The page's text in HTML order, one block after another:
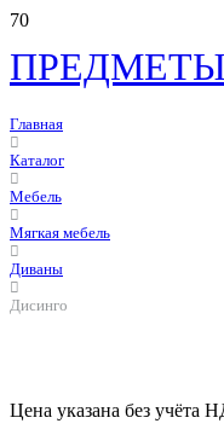
ПРЕДМЕТЫ
Главная
Каталог
Мебель
Мягкая мебель
Диваны
Дисинго
Цена указана без учёта